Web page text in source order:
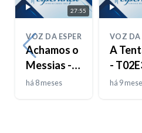
27:55
VOZ DA ESPERANÇA
Achamos o
Messias -
T02E31
há 8 meses
VOZ DA
A
-
há 9